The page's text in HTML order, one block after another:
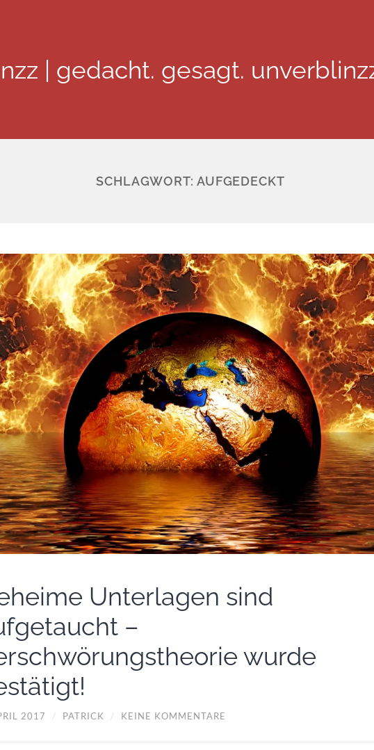
| gedacht. gesagt.
SCHLAGWORT: AUFGEDECKT
Unterlagen sind
–
wurde
2017 / PATRICK / KEINE KOMMENTARE